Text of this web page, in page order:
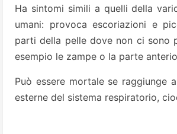
Ha sintomi simili a quelli della
umani: provoca escoriazioni e
parti della pelle dove non ci sono
esempio le zampe o la parte
Può essere mortale se raggiunge
esterne del sistema respiratorio,